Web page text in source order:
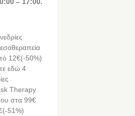
12€(-50%)
εδώ 4
Therapy
στα 99€
51%)